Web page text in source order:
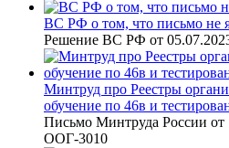
ВС РФ о том, что письмо не
Решение ВС РФ от
Минтруд про Реестры
обучение по 46в и
Письмо Минтруда России
ООГ-3010